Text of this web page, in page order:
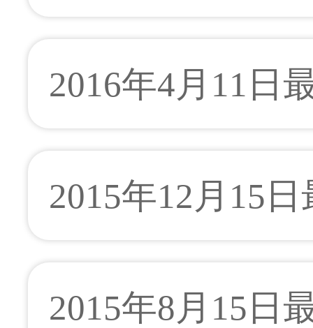
2016年4月11日
2015年12月15
2015年8月15日